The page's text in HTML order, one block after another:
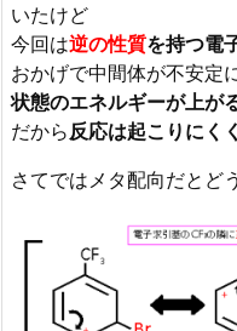
いたけど
今回は逆の性質を持つ電
おかげで中間体が不安定
状態のエネルギーが上が
だから反応は起こりにく
さてではメタ配向だとど